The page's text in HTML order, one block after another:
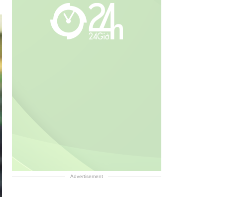
Advertisement